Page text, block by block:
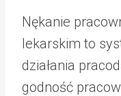
Nękanie
lekarskim to
działania
godność